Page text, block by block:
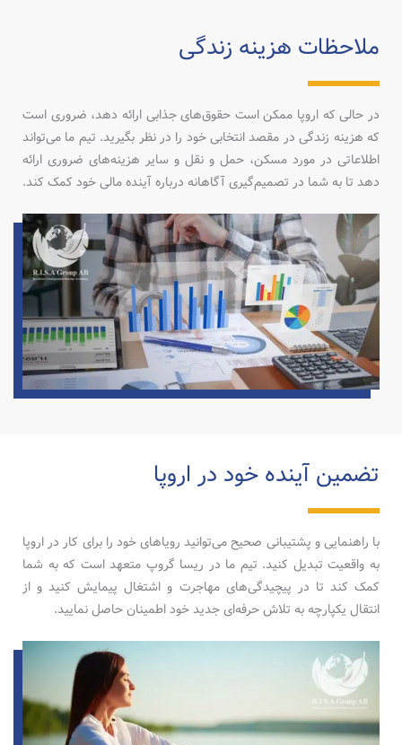
ملاحظات هزینه زندگی
در حالی که اروپا ممکن است حقوق‌های جذابی ارائه دهد، ضروری است
که هزینه زندگی در مقصد انتخابی خود را در نظر بگیرید. تیم ما می‌تواند
اطلاعاتی در مورد مسکن، حمل و نقل و سایر هزینه‌های ضروری ارائه
دهد تا به شما در تصمیم‌گیری آگاهانه درباره آینده مالی خود کمک کند.
تضمین آینده خود در اروپا
با راهنمایی و پشتیبانی صحیح می‌توانید رویاهای خود را برای کار در اروپا
به واقعیت تبدیل کنید. تیم ما در ریسا گروپ متعهد است که به شما
کمک کند تا در پیچیدگی‌های مهاجرت و اشتغال پیمایش کنید و از
انتقال یکپارچه به تلاش حرفه‌ای جدید خود اطمینان حاصل نمایید.